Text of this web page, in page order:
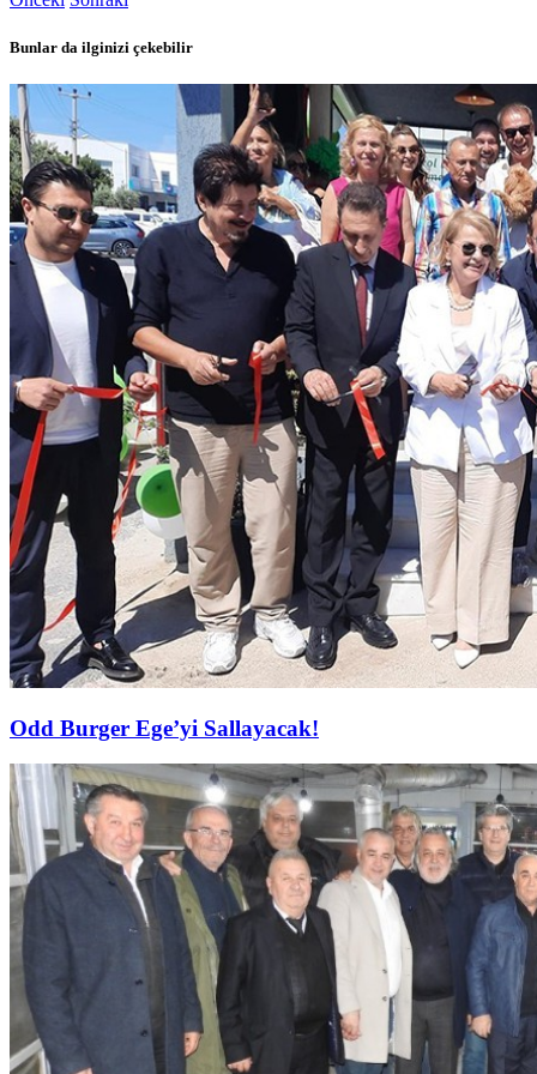
Bunlar da ilginizi çekebilir
Odd Burger Ege’yi Sallayacak!